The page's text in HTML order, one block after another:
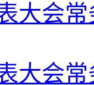
大会
大会